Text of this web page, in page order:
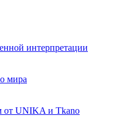
интерпретации
мира
от UNIKA и Tkano